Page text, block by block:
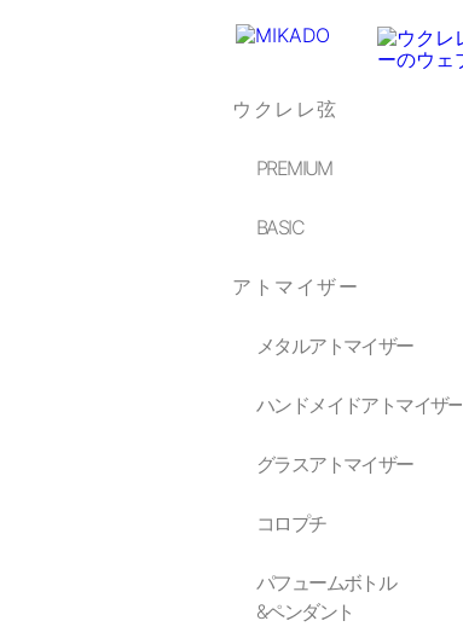
ウクレレ弦
PREMIUM
BASIC
アトマイザー
メタルアトマイザー
ハンドメイドアトマイザー
グラスアトマイザー
コロプチ
パフュームボトル
&ペンダント